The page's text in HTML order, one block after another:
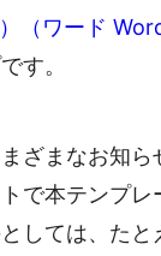
（ワード Word
す。
ざまなお知ら
で本テンプレ
しては、たと